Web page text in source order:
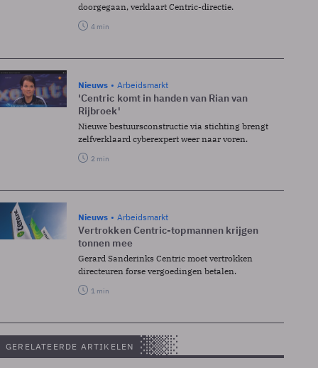
doorgegaan, verklaart Centric-directie.
4 min
Nieuws Arbeidsmarkt
'Centric komt in handen van Rian van
Rijbroek'
Nieuwe bestuursconstructie via stichting brengt
zelfverklaard cyberexpert weer naar voren.
2 min
Nieuws Arbeidsmarkt
Vertrokken Centric-topmannen krijgen
tonnen mee
Gerard Sanderinks Centric moet vertrokken
directeuren forse vergoedingen betalen.
1 min
GERELATEERDE ARTIKELEN